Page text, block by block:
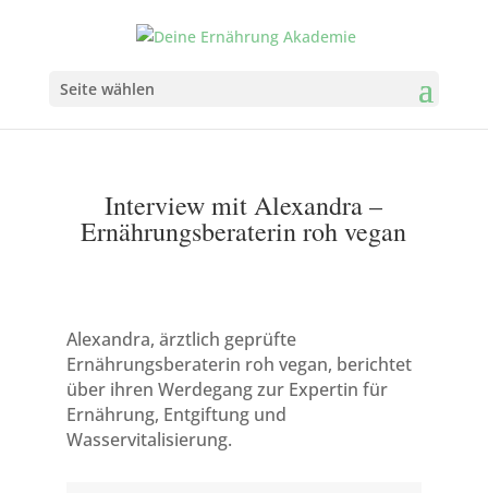
Seite wählen
Interview mit Alexandra –
Ernährungsberaterin roh vegan
Alexandra, ärztlich geprüfte
Ernährungsberaterin roh vegan, berichtet
über ihren Werdegang zur Expertin für
Ernährung, Entgiftung und
Wasservitalisierung.